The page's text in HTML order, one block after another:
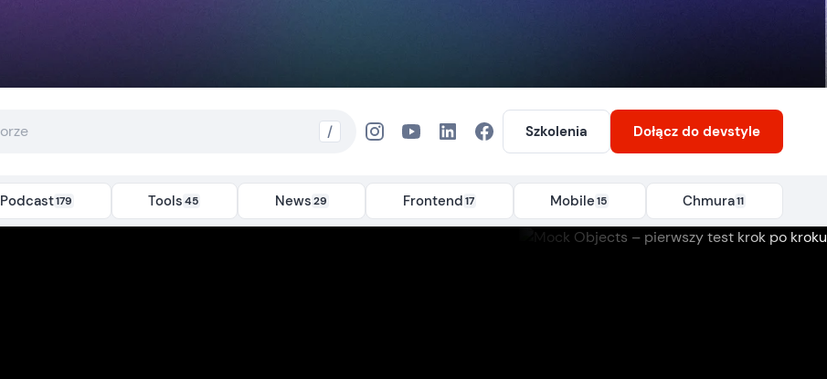
/ Szkolenia Dołącz do devstyle
Podcast179 Tools 45 News29 Frontend17 Mobile15 Chmura11